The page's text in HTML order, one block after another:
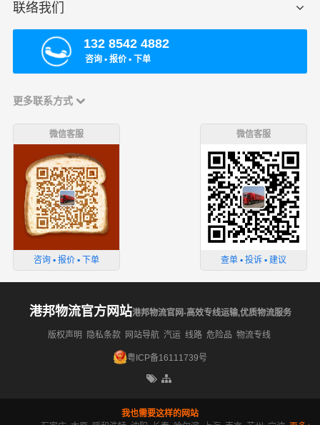
联络我们
132 8542 4882
咨询 ▪ 报价 ▪ 下单
更多联系方式
微信客服
咨询 ▪ 报价 ▪ 下单
微信客服
查单 ▪ 投诉 ▪ 建议
港邦物流官方网站港邦物流官网-高效专线运输,优质物流服务
版权声明 隐私条款 网站导航 汽运 线路 危险品 物流专线
粤ICP备16111739号
我也需要这样的网站